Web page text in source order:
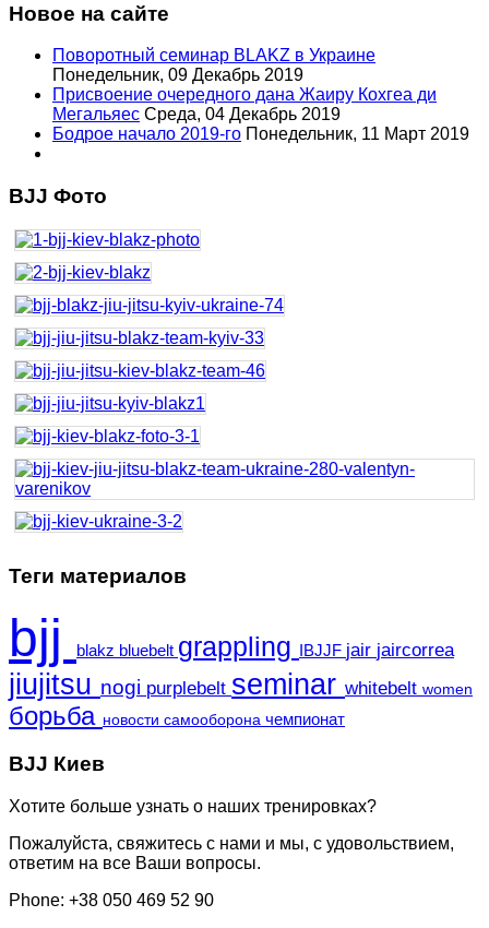
Новое на сайте
Поворотный семинар BLAKZ в Украине
Понедельник, 09 Декабрь 2019
Присвоение очередного дана Жаиру Кохгеа ди
Мегальяес Среда, 04 Декабрь 2019
Бодрое начало 2019-го Понедельник, 11 Март 2019
BJJ Фото
Теги материалов
bjj blakz bluebelt grappling IBJJF jair jaircorrea
jiujitsu nogi purplebelt seminar whitebelt women
борьба новости самооборона чемпионат
BJJ Киев
Хотите больше узнать о наших тренировках?
Пожалуйста, свяжитесь с нами и мы, с удовольствием,
ответим на все Ваши вопросы.
Phone: +38 050 469 52 90